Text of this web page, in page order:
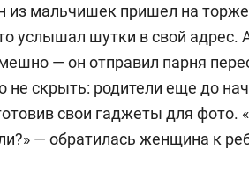
из мальчишек пришел на
услышал шутки в свой адрес.
— он отправил парня
не скрыть: родители еще до
свои гаджеты для
— обратилась женщина к